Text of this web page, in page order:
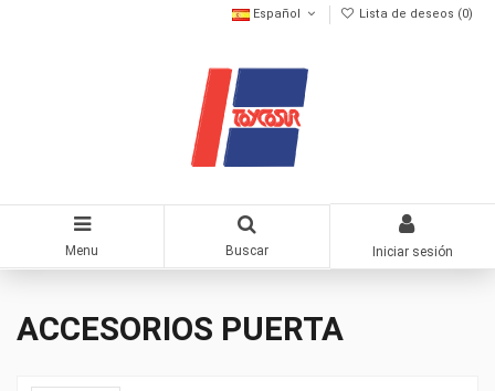
Español Lista de deseos (0)
Menu Buscar Iniciar sesión
ACCESORIOS PUERTA